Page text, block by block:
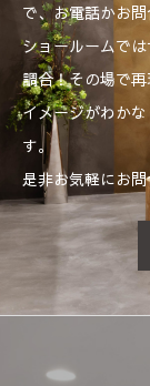
で、お電話かお
ショールームで
調合！その場で再
イメージがわか
す。
是非お気軽にお